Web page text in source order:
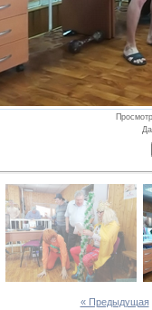
« Предыдущая